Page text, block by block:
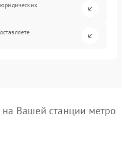
Вашей станции метро